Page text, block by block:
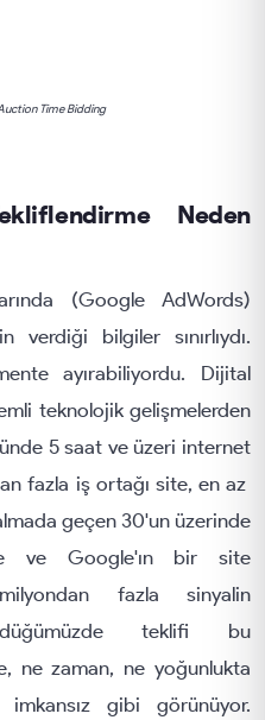
Time Bidding
Neden
(Google AdWords)
verdiği bilgiler sınırlıydı.
ayırabiliyordu. Dijital
teknolojik gelişmelerden
5 saat ve üzeri internet
fazla iş ortağı site, en az
geçen 30'un üzerinde
ve Google'ın bir site
fazla sinyalin
teklifi bu
ne zaman, ne yoğunlukta
imkansız gibi görünüyor.